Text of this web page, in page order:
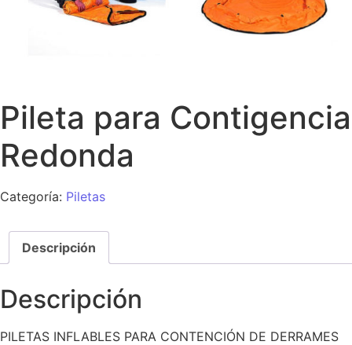
Pileta para Contigencia
Redonda
Categoría: Piletas
Descripción
Descripción
PILETAS INFLABLES PARA CONTENCIÓN DE DERRAMES